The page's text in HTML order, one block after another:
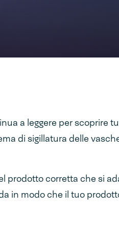
a leggere per scoprire
di sigillatura delle
prodotto corretta che si
in modo che il tuo